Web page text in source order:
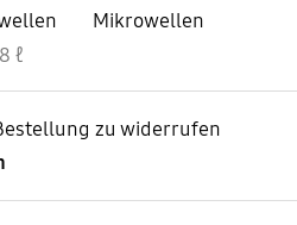
Mikrowellen
ℓ
zu widerrufen